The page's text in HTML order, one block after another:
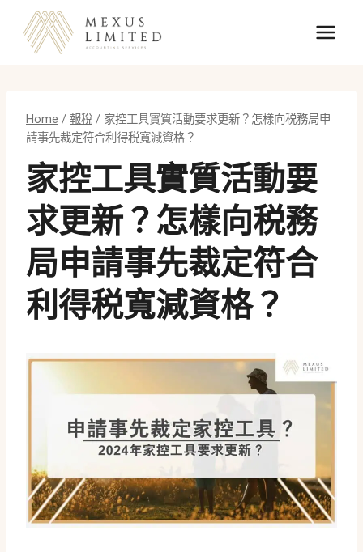
content
Home / 報稅 / 家控工具實質活動要求更新？怎樣向税務局申
請事先裁定符合利得税寬減資格？
家控工具實質活動要
求更新？怎樣向税務
局申請事先裁定符合
利得税寬減資格？